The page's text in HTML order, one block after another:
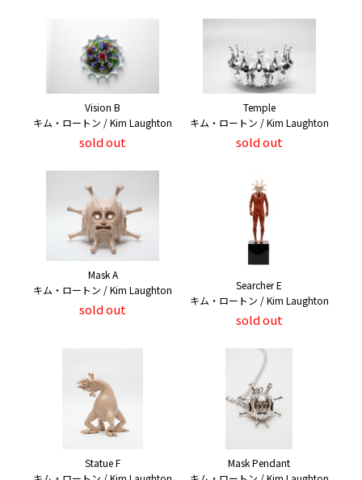
Vision B
キム・ロートン / Kim Laughton
sold out
Temple
キム・ロートン / Kim Laughton
sold out
Mask A
キム・ロートン / Kim Laughton
sold out
Searcher E
キム・ロートン / Kim Laughton
sold out
Statue F
Mask Pendant